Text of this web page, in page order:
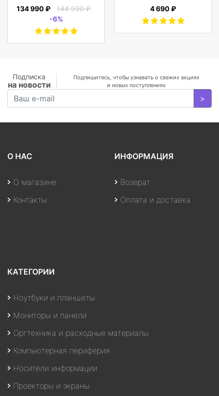
(2256x1504) IPS/Intel
Core i7-1065G7
1.30GHz Quad/16
GB+1TB SSD/GF
MX350 2
кг/W10Pro/3Y/SILVER
134 990 ₽
144 990 ₽
-6%
5.0 гарнитура Li-Pol
Черный
4 690 ₽
Подписка
на новости
Подпишитесь, чтобы узнавать о свежих акциях
и новых поступлениях
>
О НАС
О магазине
Контакты
ИНФОРМАЦИЯ
Возврат
Оплата и доставка
КАТЕГОРИИ
Ноутбуки и планшеты
Мониторы и панели
Оргтехника и расходные материалы
Компьютерная периферия
Носители информации
Проекторы и экраны